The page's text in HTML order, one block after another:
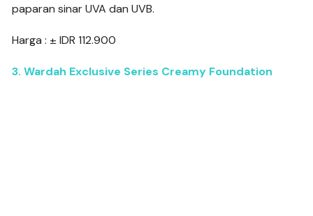
paparan sinar UVA dan UVB.
Harga : ± IDR 112.900
3. Wardah Exclusive Series Creamy Foundation